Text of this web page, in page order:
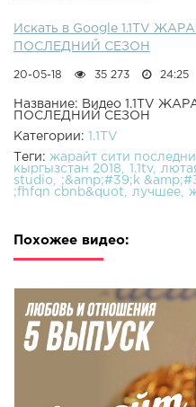
Искать в Google 1.1TV
ПОСЛЕДНИЙ СЕЗОН
20-05-18 35 273 24:25
Название: Видео 1.1TV
ПОСЛЕДНИЙ СЕЗОН
Категории: 1.1TV
Теги: жарайт сити
кыргызстан 2018
1.1tv
studio
;&amp;#39;k
;fhfqn cbnb&quot
лучшее
Похожее видео: